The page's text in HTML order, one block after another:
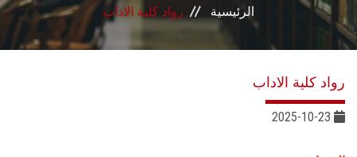
البحث العلمي
الرئيسية رواد كلية الاداب
رواد كلية الاداب